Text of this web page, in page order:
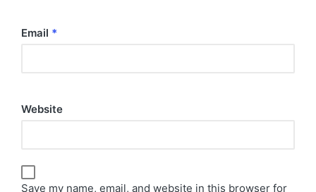
Email *
Website
Save my name, email, and website in this browser for